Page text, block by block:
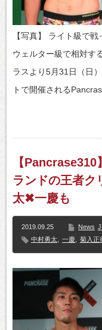
【写真】 ライト級で
ウェルター級で相対す
ラスより5月31日（日
トで開催される
【
ランドの王者ク
太✖一慶も
2019.09.25 News
中村勇太
一慶 菊入正